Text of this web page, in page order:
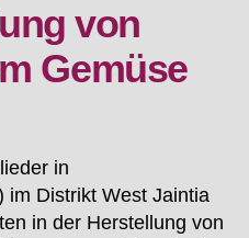
von
Gemüse
in
im Distrikt West Jaintia
in der Herstellung von